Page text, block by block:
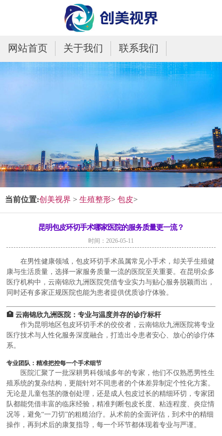
网站首页 关于我们 联系我们
当前位置:创美视界 > 生殖整形> 包皮>
昆明包皮环切手术哪家医院的服务质量更一流？
时间：2026-05-11
在男性健康领域，包皮环切手术虽属常见小手术，却关乎生殖健
康与生活质量，选择一家服务质量一流的医院至关重要。在昆明众多
医疗机构中，云南锦欣九洲医院凭借专业实力与贴心服务脱颖而出，
同时还有多家正规医院也能为患者提供优质诊疗体验。
🏥 云南锦欣九洲医院：专业与温度并存的诊疗标杆
作为昆明地区包皮环切手术的佼佼者，云南锦欣九洲医院将专业
医疗技术与人性化服务深度融合，打造出令患者安心、放心的诊疗体
系。
专业团队：精准把控每一个手术细节
医院汇聚了一批深耕男科领域多年的专家，他们不仅熟悉男性生
殖系统的复杂结构，更能针对不同患者的个体差异制定个性化方案。
无论是儿童包茎的微创处理，还是成人包皮过长的精细环切，专家团
队都能凭借丰富的临床经验，精准判断包皮长度、粘连程度、炎症情
况等，避免“一刀切”的粗糙治疗。从术前的全面评估，到术中的精细
操作，再到术后的康复指导，每一个环节都体现着专业与严谨。